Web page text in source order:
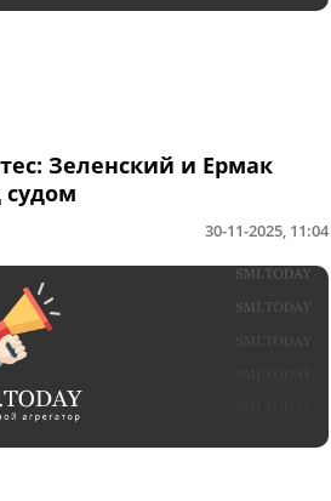
Зеленский и Ермак
30-11-2025, 11:04